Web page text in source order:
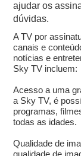
ajudar os
dúvidas.
A TV por
canais e
notícias e
Sky TV incluem:
Acesso a uma
a Sky TV, é
programas,
todas as idades.
Qualidade de